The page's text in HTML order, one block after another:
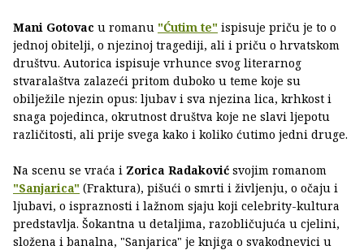
Mani Gotovac u romanu "Ćutim te" ispisuje priču je to o
jednoj obitelji, o njezinoj tragediji, ali i priču o hrvatskom
društvu. Autorica ispisuje vrhunce svog literarnog
stvaralaštva zalazeći pritom duboko u teme koje su
obilježile njezin opus: ljubav i sva njezina lica, krhkost i
snaga pojedinca, okrutnost društva koje ne slavi ljepotu
različitosti, ali prije svega kako i koliko ćutimo jedni druge.
Na scenu se vraća i Zorica Radaković svojim romanom
"Sanjarica" (Fraktura), pišući o smrti i življenju, o očaju i
ljubavi, o ispraznosti i lažnom sjaju koji celebrity-kultura
predstavlja. Šokantna u detaljima, razobličujuća u cjelini,
složena i banalna, "Sanjarica" je knjiga o svakodnevici u